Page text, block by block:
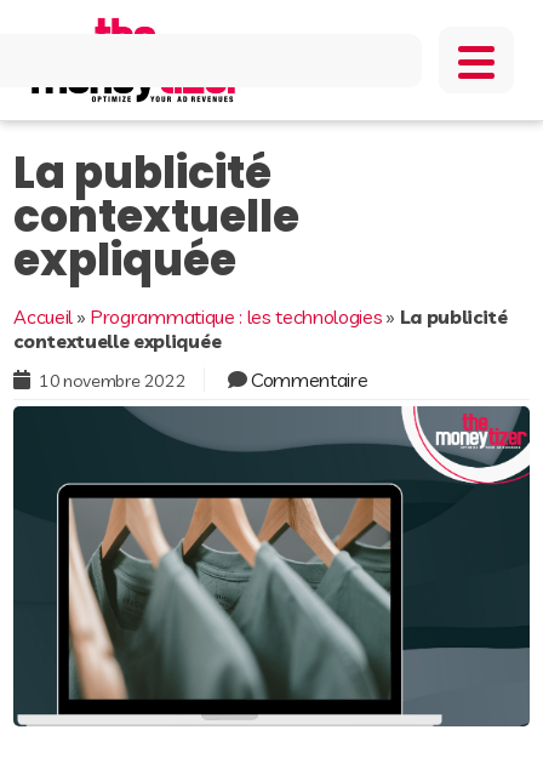
La publicité
contextuelle
expliquée
Accueil » Programmatique : les technologies » La publicité
contextuelle expliquée
10 novembre 2022 Commentaire